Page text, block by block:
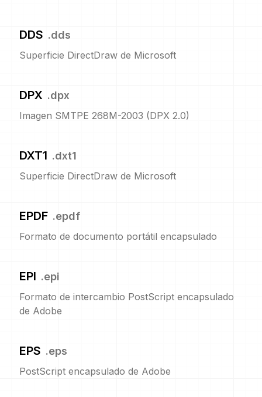
DDS .dds
Superficie DirectDraw de Microsoft
DPX .dpx
Imagen SMTPE 268M-2003 (DPX 2.0)
DXT1 .dxt1
Superficie DirectDraw de Microsoft
EPDF .epdf
Formato de documento portátil encapsulado
EPI .epi
Formato de intercambio PostScript encapsulado
de Adobe
EPS .eps
PostScript encapsulado de Adobe